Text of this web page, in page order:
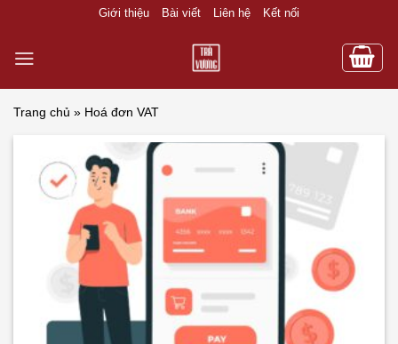
content
Giới thiệu Bài viết Liên hệ Kết nối
Trang chủ » Hoá đơn VAT